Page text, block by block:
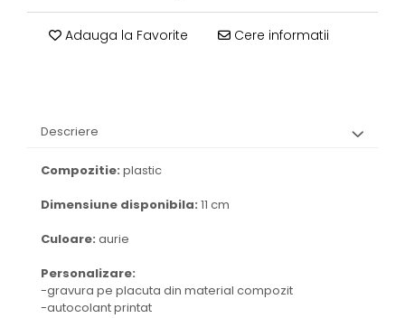
Adauga la Favorite Cere informatii
Descriere
Compozitie: plastic
Dimensiune disponibila: 11 cm
Culoare: aurie
Personalizare:
-gravura pe placuta din material compozit
-autocolant printat